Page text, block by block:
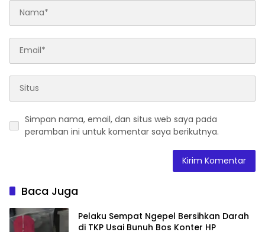
Simpan nama, email, dan situs web saya pada
peramban ini untuk komentar saya berikutnya.
Baca Juga
Pelaku Sempat Ngepel Bersihkan Darah
di TKP Usai Bunuh Bos Konter HP